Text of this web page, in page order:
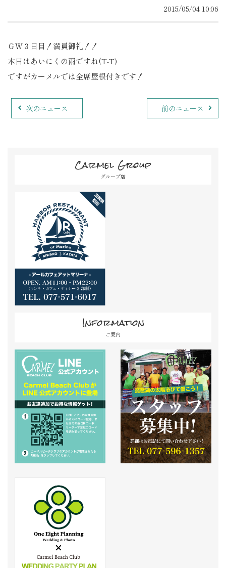
2015/05/04 10:06
ＧＷ３日目！満員御礼！！
本日はあいにくの雨ですね(T-T)
ですがカーメルでは全席屋根付きです！
次のニュース 前のニュース
Carmel Group
グループ店
Information
ご案内